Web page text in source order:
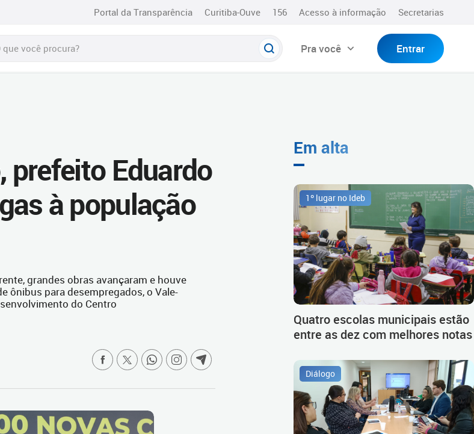
Portal da Transparência Curitiba-Ouve 156 Acesso à informação Secretarias
Pra você Entrar
prefeito Eduardo
à população
grandes obras avançaram e houve
ônibus para desempregados, o Vale-
do Centro
Em alta
1º lugar no Ideb
Quatro escolas municipais estão
entre as dez com melhores notas
Diálogo